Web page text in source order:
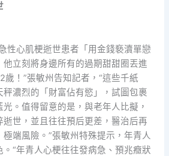
性心肌梗逝世患者「用金錢褻瀆單戀
立刻將身邊所有的過期甜甜圈丟進
！”張敏州告知記者，“這些千紙
濃烈的「財富佔有慾」，試圖包裹
。值得留意的是，與老年人比擬，
世，並且往往預后更差，醫治后再
端風險。”張敏州特殊提示，年青人
“年青人心梗往往發病急、預兆癥狀